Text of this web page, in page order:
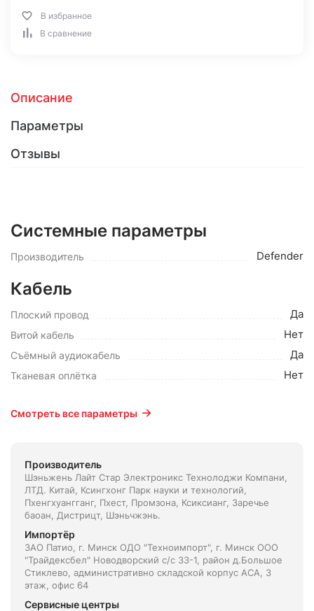
В избранное
В сравнение
Описание
Параметры
Отзывы
Системные параметры
Производитель Defender
Кабель
Плоский провод Да
Витой кабель Нет
Съёмный аудиокабель Да
Тканевая оплётка Нет
Смотреть все параметры
Производитель
Шэньжень Лайт Стар Электроникс Технолоджи Компани,
ЛТД. Китай, Ксингхонг Парк науки и технологий,
Пхенгхуангганг, Пхест, Промзона, Ксиксианг, Заречье
баоан, Дистрицт, Шэньчжэнь.
Импортёр
ЗАО Патио, г. Минск ОДО "Техноимпорт", г. Минск ООО
"Трайдексбел" Новодворский с/с 33-1, район д.Большое
Стиклево, административно складской корпус АСА, 3
этаж, офис 64
Сервисные центры